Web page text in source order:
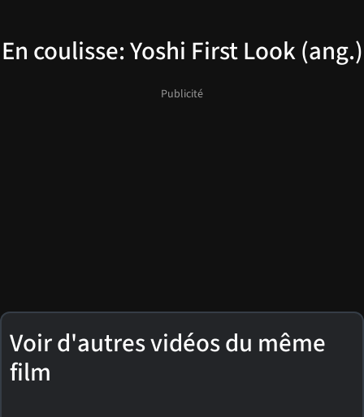
En coulisse: Yoshi First Look (ang.)
Voir d'autres vidéos du même
film